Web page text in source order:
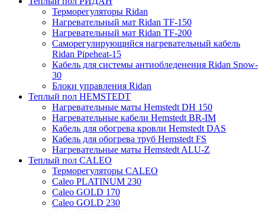
Терморегуляторы Ridan
Нагревательный мат Ridan TF-150
Нагревательный мат Ridan TF-200
Саморегулирующийся нагревательный кабель
Ridan Pipeheat-15
Кабель для системы антиобледенения Ridan Snow-
30
Блоки управления Ridan
Теплый пол HEMSTEDT
Нагревательные маты Hemstedt DH 150
Нагревательные кабели Hemstedt BR-IM
Кабель для обогрева кровли Hemstedt DAS
Кабель для обогрева труб Hemstedt FS
Нагревательные маты Hemstedt ALU-Z
Теплый пол CALEO
Терморегуляторы CALEO
Caleo PLATINUM 230
Caleo GOLD 170
Caleo GOLD 230